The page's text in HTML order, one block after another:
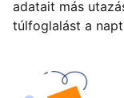
adatait más
túlfoglalást a